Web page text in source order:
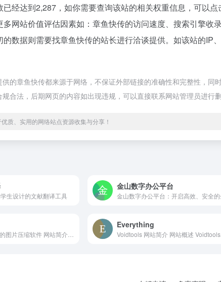
已经达到2,287，如你需要查询该站的相关权重信息，可以点
多网站价值评估因素如：章鱼快传的访问速度、搜索引擎
数据则需要找章鱼快传的站长进行洽谈提供。如该站的IP
的章鱼快传都来源于网络，不保证外部链接的准确性和完整性，
合法，后期网页的内容如出现违规，可以直接联系网站管理员进行
质、实用的网络站点资源收集与分享！
生设计的文献翻译工具
金山数字办公平台
Everything
Voidtools 网站简介 网站概述